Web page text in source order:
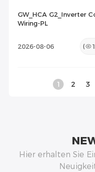
GW_HCA G2_Inverter
Wiring-PL
2026-08-06 (
1 2 3
Hier erhalten Sie